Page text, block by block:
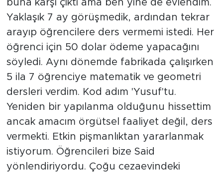
buna karşı çıktı ama ben yine de evlendim.
Yaklaşık 7 ay görüşmedik, ardından tekrar
arayıp öğrencilere ders vermemi istedi. Her
öğrenci için 50 dolar ödeme yapacağını
söyledi. Aynı dönemde fabrikada çalışırken
5 ila 7 öğrenciye matematik ve geometri
dersleri verdim. Kod adım 'Yusuf'tu.
Yeniden bir yapılanma olduğunu hissettim
ancak amacım örgütsel faaliyet değil, ders
vermekti. Etkin pişmanlıktan yararlanmak
istiyorum. Öğrencileri bize Said
yönlendiriyordu. Çoğu cezaevindeki